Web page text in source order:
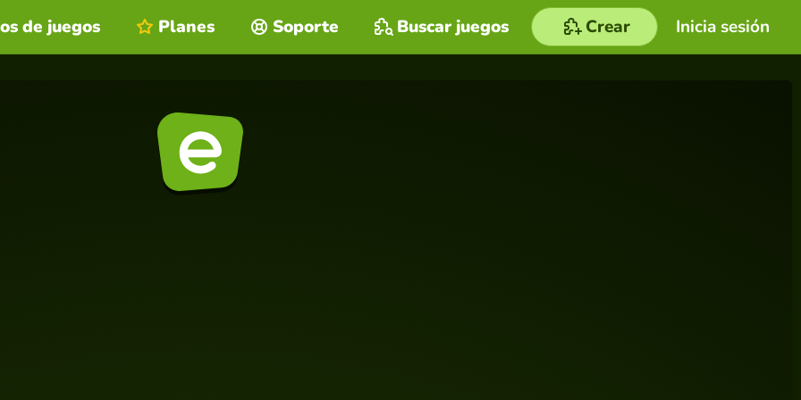
Inicia sesión
de juegos Planes Soporte Buscar juegos Crear